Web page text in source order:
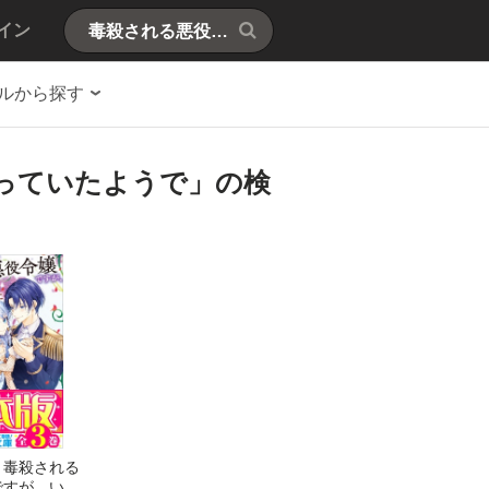
ン
から探す
ていたようで」の検
毒殺される